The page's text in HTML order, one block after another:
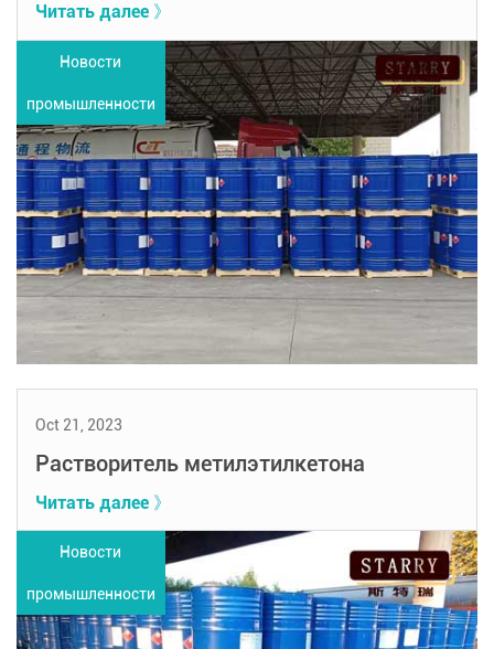
Читать далее 》
Новости
промышленности
Oct 21, 2023
Растворитель метилэтилкетона
Читать далее 》
Новости
промышленности